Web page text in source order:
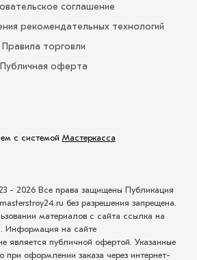
соглашение
рекомендательных технологий
Правила торговли
Публичная оферта
с системой Мастеркасса
- 2026 Все права защищены Публикация
без разрешения запрещена.
материалов с сайта ссылка на
Информация на сайте
является публичной офертой. Указанные
при оформлении заказа через интернет-